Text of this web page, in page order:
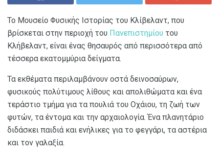
Το Μουσείο Φυσικής Ιστορίας του Κλίβελαντ, που
βρίσκεται στην περιοχή του Πανεπιστημίου του
Κλήβελαντ, είναι ένας θησαυρός από περισσότερα από
τέσσερα εκατομμύρια δείγματα.
Τα εκθέματα περιλαμβάνουν οστά δεινοσαύρων,
φυσικούς πολύτιμους λίθους και απολιθώματα και ένα
τεράστιο τμήμα για τα πουλιά του Οχάιου, τη ζωή των
φυτών, τα έντομα και την αρχαιολογία. Ένα πλανητάριο
διδάσκει παιδιά και ενήλικες για το φεγγάρι, τα αστέρια
και τον γαλαξία.